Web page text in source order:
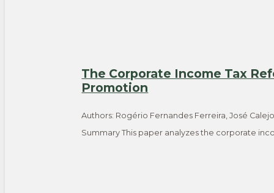
The Corporate Income Tax
Promotion
Authors: Rogério Fernandes Ferreira, José
Summary This paper analyzes the corporate